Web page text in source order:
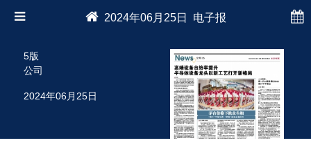
2024年06月25日 电子报
5版
公司
2024年06月25日